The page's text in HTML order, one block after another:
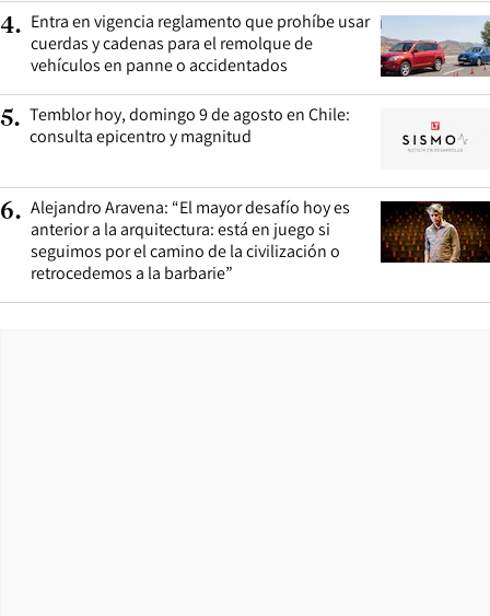
4. Entra en vigencia reglamento que prohíbe usar
cuerdas y cadenas para el remolque de
vehículos en panne o accidentados
5. Temblor hoy, domingo 9 de agosto en Chile:
consulta epicentro y magnitud
6. Alejandro Aravena: “El mayor desafío hoy es
anterior a la arquitectura: está en juego si
seguimos por el camino de la civilización o
retrocedemos a la barbarie”